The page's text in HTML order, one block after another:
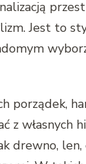
Jest to
porządek,
z własnych
drewno, len,